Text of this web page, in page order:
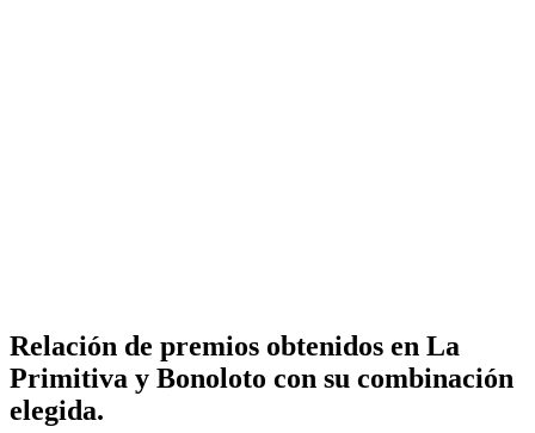
Relación de premios obtenidos en La
Primitiva y Bonoloto con su combinación
elegida.